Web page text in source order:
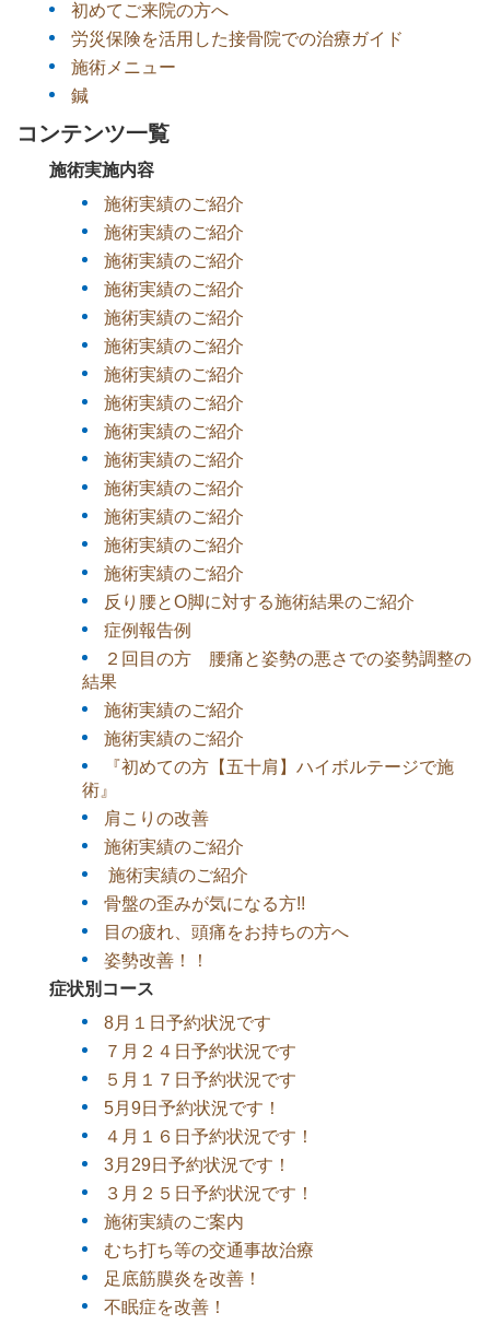
初めてご来院の方へ
労災保険を活用した接骨院での治療ガイド
施術メニュー
鍼
コンテンツ一覧
施術実施内容
施術実績のご紹介
施術実績のご紹介
施術実績のご紹介
施術実績のご紹介
施術実績のご紹介
施術実績のご紹介
施術実績のご紹介
施術実績のご紹介
施術実績のご紹介
施術実績のご紹介
施術実績のご紹介
施術実績のご紹介
施術実績のご紹介
施術実績のご紹介
反り腰とO脚に対する施術結果のご紹介
症例報告例
２回目の方 腰痛と姿勢の悪さでの姿勢調整の
結果
施術実績のご紹介
施術実績のご紹介
『初めての方【五十肩】ハイボルテージで施
術』
肩こりの改善
施術実績のご紹介
施術実績のご紹介
骨盤の歪みが気になる方!!
目の疲れ、頭痛をお持ちの方へ
姿勢改善！！
症状別コース
8月１日予約状況です
７月２４日予約状況です
５月１７日予約状況です
5月9日予約状況です！
４月１６日予約状況です！
3月29日予約状況です！
３月２５日予約状況です！
施術実績のご案内
むち打ち等の交通事故治療
足底筋膜炎を改善！
不眠症を改善！